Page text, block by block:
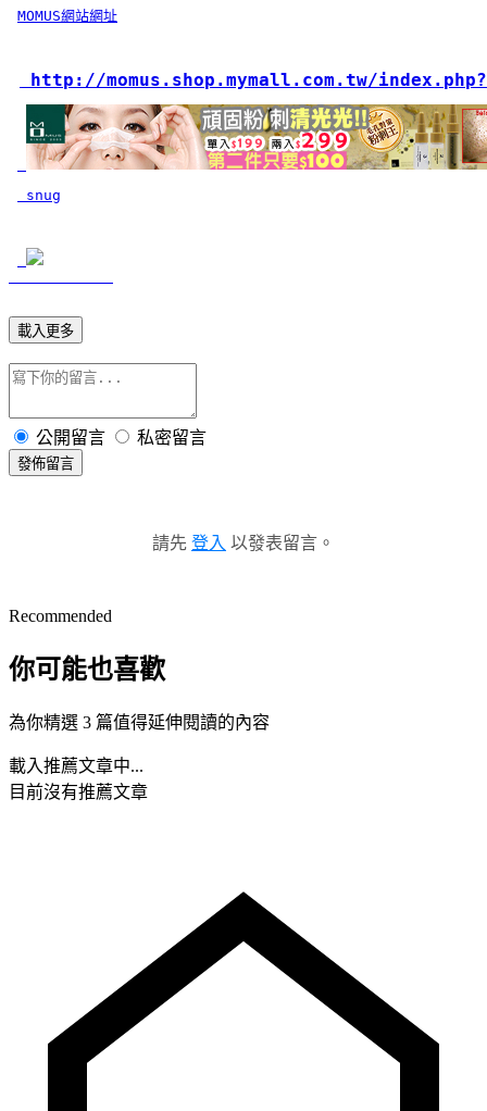
MOMUS網站網址
http://momus.shop.mymall.com.tw/
snug
載入更多
公開留言 私密留言
發佈留言
請先 登入 以發表留言。
Recommended
你可能也喜歡
為你精選 3 篇值得延伸閱讀的內容
載入推薦文章中...
目前沒有推薦文章